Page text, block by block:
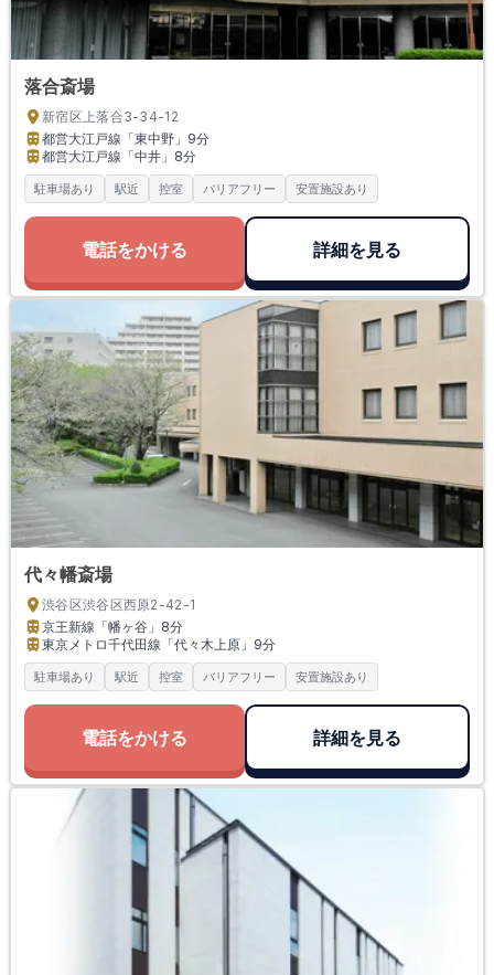
落合斎場
新宿区上落合3-34-12
都営大江戸線「東中野」 9分
都営大江戸線「中井」 8分
駐車場あり 駅近 控室 バリアフリー 安置施設あり
電話をかける 詳細を見る
代々幡斎場
渋谷区渋谷区西原2-42-1
京王新線「幡ヶ谷」 8分
東京メトロ千代田線「代々木上原」 9分
駐車場あり 駅近 控室 バリアフリー 安置施設あり
電話をかける 詳細を見る